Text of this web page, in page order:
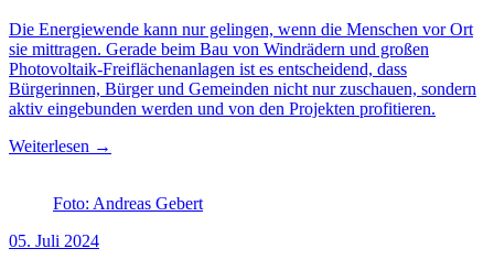
Die Energiewende kann nur gelingen, wenn die Menschen vor Ort
sie mittragen. Gerade beim Bau von Windrädern und großen
Photovoltaik-Freiflächenanlagen ist es entscheidend, dass
Bürgerinnen, Bürger und Gemeinden nicht nur zuschauen, sondern
aktiv eingebunden werden und von den Projekten profitieren.
Weiterlesen →
Foto: Andreas Gebert
05. Juli 2024